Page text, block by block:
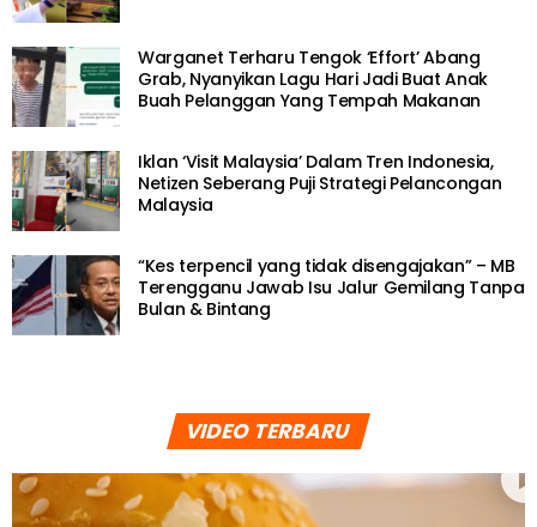
Warganet Terharu Tengok ‘Effort’ Abang
Grab, Nyanyikan Lagu Hari Jadi Buat Anak
Buah Pelanggan Yang Tempah Makanan
Iklan ‘Visit Malaysia’ Dalam Tren Indonesia,
Netizen Seberang Puji Strategi Pelancongan
Malaysia
“Kes terpencil yang tidak disengajakan” – MB
Terengganu Jawab Isu Jalur Gemilang Tanpa
Bulan & Bintang
VIDEO TERBARU